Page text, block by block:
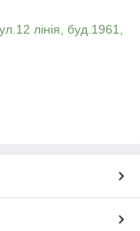
лінія, буд.1961,